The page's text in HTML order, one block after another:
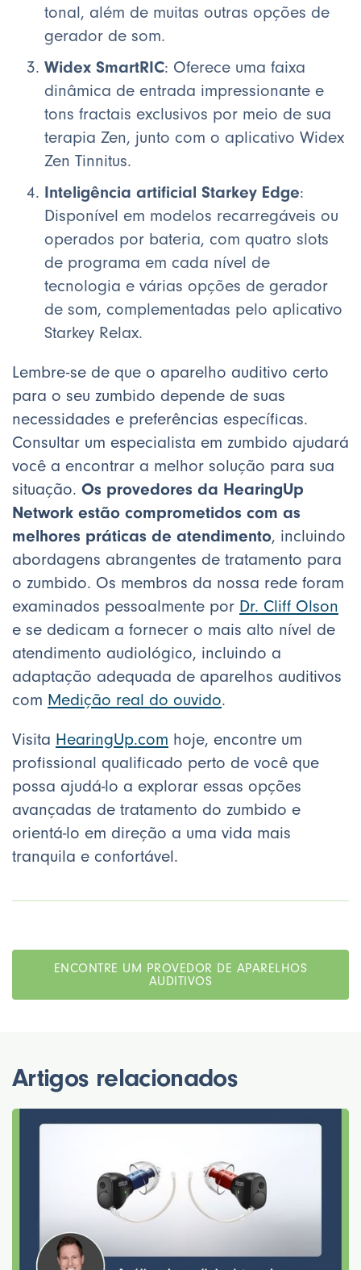
tonal, além de muitas outras opções de
gerador de som.
Widex SmartRIC: Oferece uma faixa
dinâmica de entrada impressionante e
tons fractais exclusivos por meio de sua
terapia Zen, junto com o aplicativo Widex
Zen Tinnitus.
Inteligência artificial Starkey Edge:
Disponível em modelos recarregáveis ou
operados por bateria, com quatro slots
de programa em cada nível de
tecnologia e várias opções de gerador
de som, complementadas pelo aplicativo
Starkey Relax.
Lembre-se de que o aparelho auditivo certo
para o seu zumbido depende de suas
necessidades e preferências específicas.
Consultar um especialista em zumbido ajudará
você a encontrar a melhor solução para sua
situação. Os provedores da HearingUp
Network estão comprometidos com as
melhores práticas de atendimento, incluindo
abordagens abrangentes de tratamento para
o zumbido. Os membros da nossa rede foram
examinados pessoalmente por Dr. Cliff Olson
e se dedicam a fornecer o mais alto nível de
atendimento audiológico, incluindo a
adaptação adequada de aparelhos auditivos
com Medição real do ouvido.
Visita HearingUp.com hoje, encontre um
profissional qualificado perto de você que
possa ajudá-lo a explorar essas opções
avançadas de tratamento do zumbido e
orientá-lo em direção a uma vida mais
tranquila e confortável.
ENCONTRE UM PROVEDOR DE APARELHOS
AUDITIVOS
Artigos relacionados